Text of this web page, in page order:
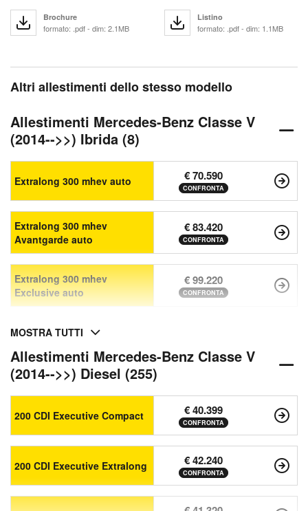
Brochure
formato: .pdf - dim: 2.1MB
Listino
formato: .pdf - dim: 1.1MB
Altri allestimenti dello stesso modello
Allestimenti Mercedes-Benz Classe V
(2014-->>) Ibrida (8)
Extralong 300 mhev auto € 70.590
CONFRONTA
Extralong 300 mhev
Avantgarde auto
€ 83.420
CONFRONTA
Extralong 300 mhev
Exclusive auto
€ 99.220
CONFRONTA
MOSTRA TUTTI
Allestimenti Mercedes-Benz Classe V
(2014-->>) Diesel (255)
200 CDI Executive Compact € 40.399
CONFRONTA
200 CDI Executive Extralong € 42.240
CONFRONTA